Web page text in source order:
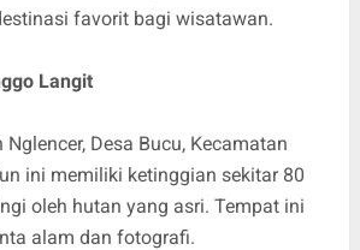
favorit bagi wisatawan.
Langit
Desa Bucu, Kecamatan
ini memiliki ketinggian sekitar 80
oleh hutan yang asri. Tempat ini
alam dan fotografi.